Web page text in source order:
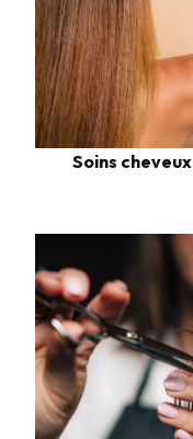
Soins cheveux